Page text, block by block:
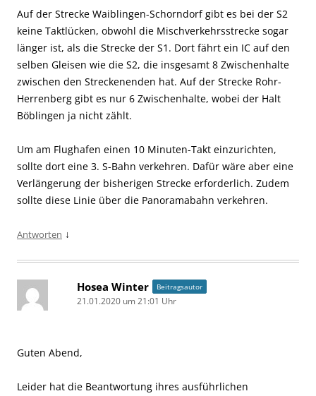
Auf der Strecke Waiblingen-Schorndorf gibt es bei der S2
keine Taktlücken, obwohl die Mischverkehrsstrecke sogar
länger ist, als die Strecke der S1. Dort fährt ein IC auf den
selben Gleisen wie die S2, die insgesamt 8 Zwischenhalte
zwischen den Streckenenden hat. Auf der Strecke Rohr-
Herrenberg gibt es nur 6 Zwischenhalte, wobei der Halt
Böblingen ja nicht zählt.
Um am Flughafen einen 10 Minuten-Takt einzurichten,
sollte dort eine 3. S-Bahn verkehren. Dafür wäre aber eine
Verlängerung der bisherigen Strecke erforderlich. Zudem
sollte diese Linie über die Panoramabahn verkehren.
Antworten ↓
Hosea Winter Beitragsautor
21.01.2020 um 21:01 Uhr
Guten Abend,
Leider hat die Beantwortung ihres ausführlichen